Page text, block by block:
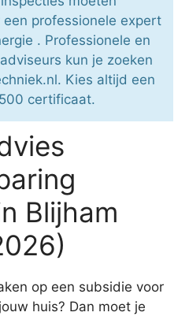
professionele expert
. Professionele en
kun je zoeken
Kies altijd een
certificaat.
Blijham
op een subsidie voor
huis? Dan moet je